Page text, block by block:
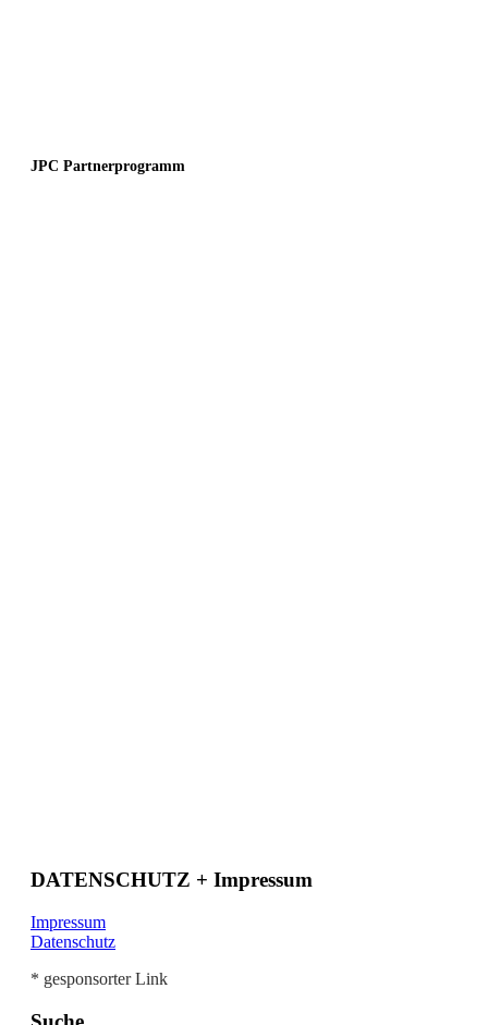
JPC Partnerprogramm
DATENSCHUTZ + Impressum
Impressum
Datenschutz
* gesponsorter Link